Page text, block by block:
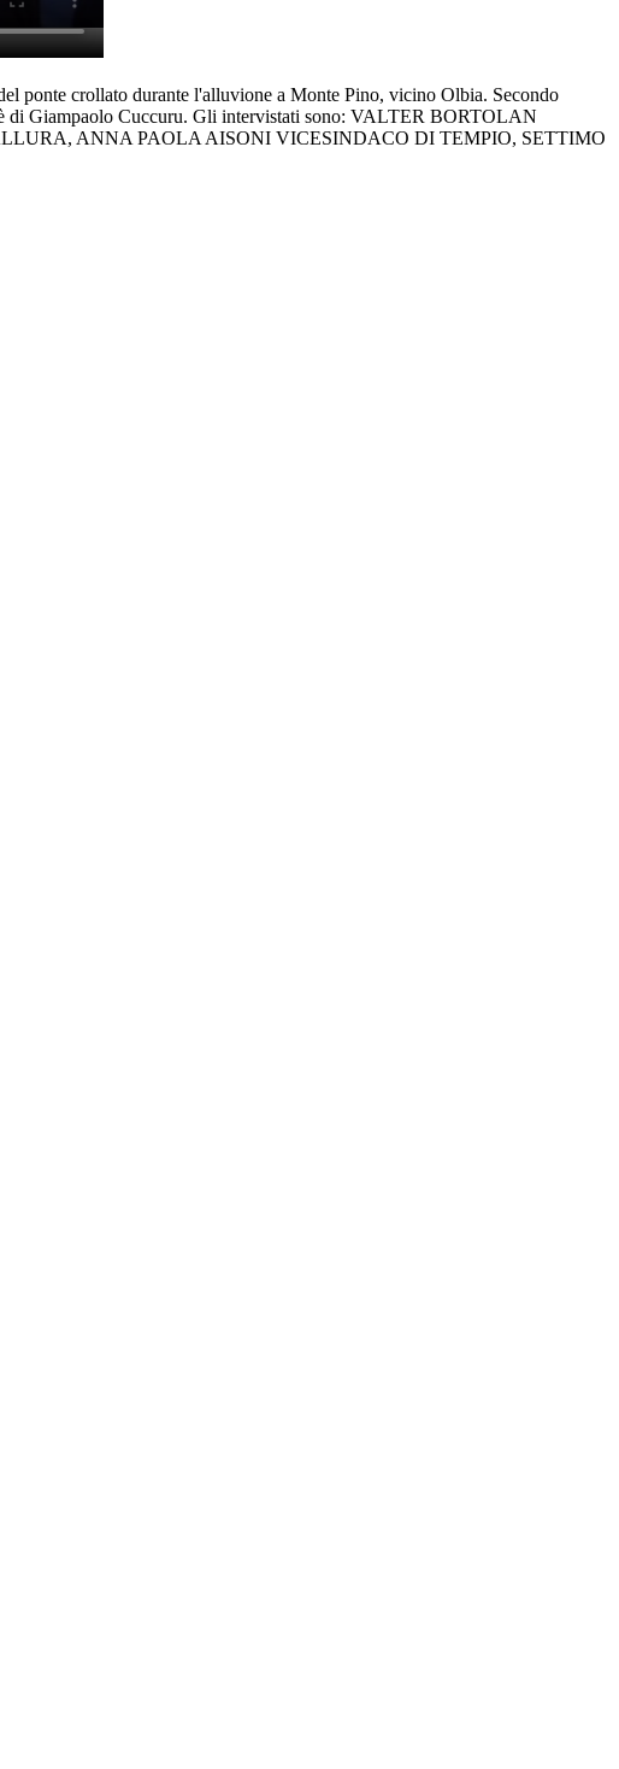
crollato durante l'alluvione a Monte Pino, vicino Olbia. Secondo
di Giampaolo Cuccuru. Gli intervistati sono: VALTER BORTOLAN
ANNA PAOLA AISONI VICESINDACO DI TEMPIO, SETTIMO